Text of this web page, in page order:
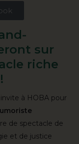
sur
riche
à HOBA pour
de spectacle de
et de justice